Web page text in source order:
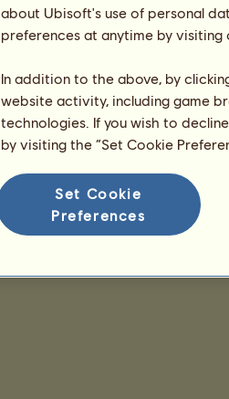
about Ubisoft's use of personal
preferences at anytime by
In addition to the above, by
website activity, including game
technologies. If you wish to
by visiting the “Set Cookie
Set Cookie
Preferences